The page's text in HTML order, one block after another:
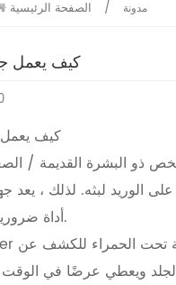
الصفحة الرئيسية / مدونة
كيف يعمل
كيف
ذو البشرة القديمة /
الوريد لبثه. لذلك ، يعد
أداة ضرورية لحل هذه المشكلة.
ويعطي عرضًا في الوقت